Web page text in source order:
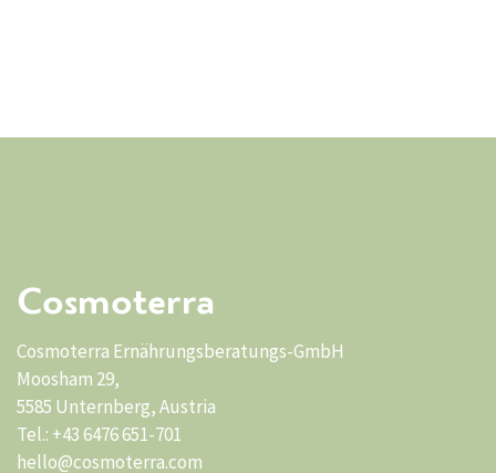
Cosmoterra
Cosmoterra Ernährungsberatungs-GmbH
Moosham 29,
5585 Unternberg, Austria
Tel.: +43 6476 651-701
hello@cosmoterra.com